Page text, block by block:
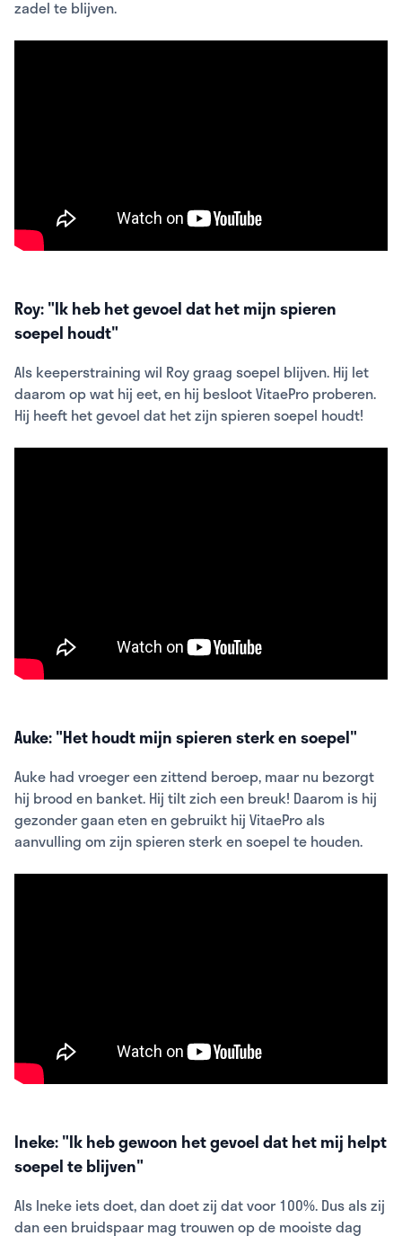
zadel te blijven.
Roy: "Ik heb het gevoel dat het mijn spieren
soepel houdt"
Als keeperstraining wil Roy graag soepel blijven. Hij let
daarom op wat hij eet, en hij besloot VitaePro proberen.
Hij heeft het gevoel dat het zijn spieren soepel houdt!
Auke: "Het houdt mijn spieren sterk en soepel"
Auke had vroeger een zittend beroep, maar nu bezorgt
hij brood en banket. Hij tilt zich een breuk! Daarom is hij
gezonder gaan eten en gebruikt hij VitaePro als
aanvulling om zijn spieren sterk en soepel te houden.
Ineke: "Ik heb gewoon het gevoel dat het mij helpt
soepel te blijven"
Als Ineke iets doet, dan doet zij dat voor 100%. Dus als zij
dan een bruidspaar mag trouwen op de mooiste dag